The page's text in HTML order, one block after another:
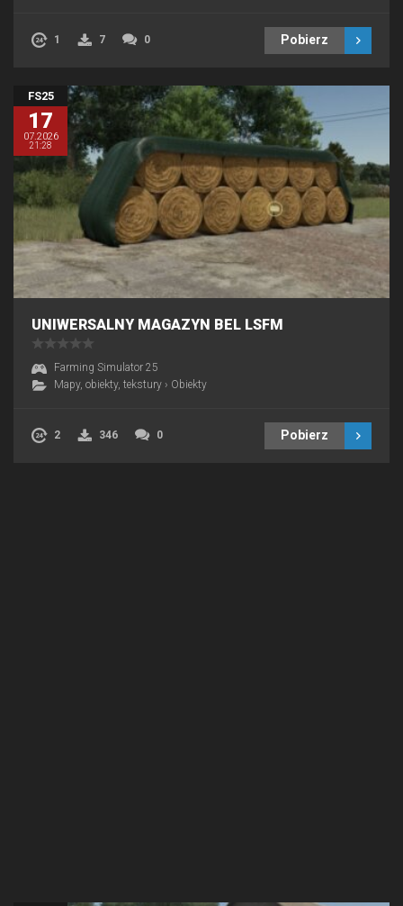
1 7 0 Pobierz
FS25
17
07.2026
21:28
UNIWERSALNY MAGAZYN BEL LSFM
Farming Simulator 25
Mapy, obiekty, tekstury › Obiekty
2 346 0 Pobierz